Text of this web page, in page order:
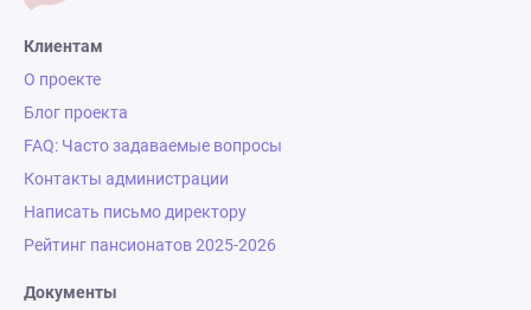
Клиентам
О проекте
Блог проекта
FAQ: Часто задаваемые вопросы
Контакты администрации
Написать письмо директору
Рейтинг пансионатов 2025-2026
Документы